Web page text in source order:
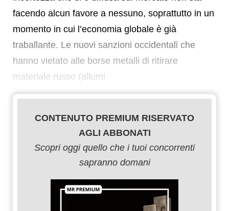
facendo alcun favore a nessuno, soprattutto in un
momento in cui l’economia globale è già
traballante. Le nuovi sanzioni occidentali che
hanno vietato alle borse metalli di ritirare
materiale russo (allumi
CONTENUTO PREMIUM RISERVATO
AGLI ABBONATI
Scopri oggi quello che i tuoi concorrenti
sapranno domani